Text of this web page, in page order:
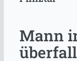
Mann